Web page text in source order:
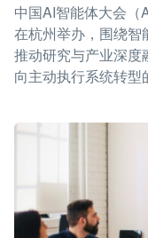
中国AI智能体大会（
在杭州举办，围绕智
推动研究与产业深
向主动执行系统转型